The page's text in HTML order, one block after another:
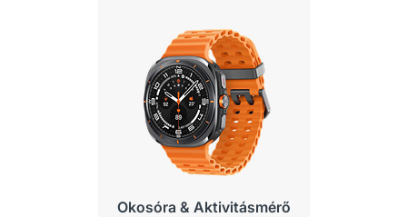
Okosóra & Aktivitásmérő